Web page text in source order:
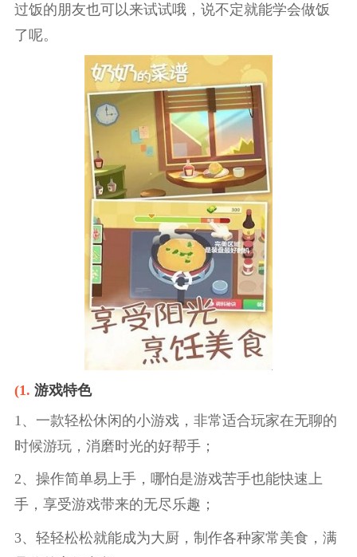
过饭的朋友也可以来试试哦，说不定就能学会做饭
了呢。
(1. 游戏特色
1、一款轻松休闲的小游戏，非常适合玩家在无聊的
时候游玩，消磨时光的好帮手；
2、操作简单易上手，哪怕是游戏苦手也能快速上
手，享受游戏带来的无尽乐趣；
3、轻轻松松就能成为大厨，制作各种家常美食，满